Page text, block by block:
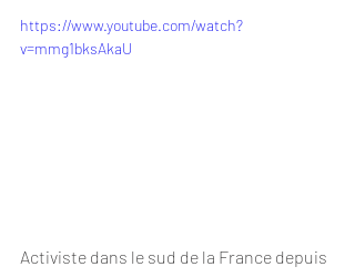
https://www.youtube.com/watch?
v=mmg1bksAkaU
Activiste dans le sud de la France depuis